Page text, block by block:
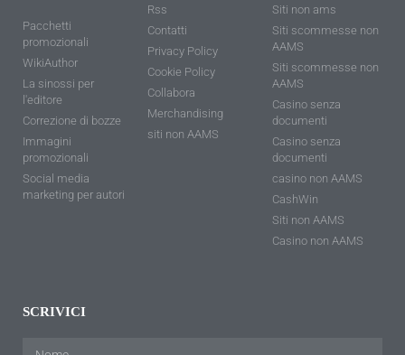
Pacchetti
promozionali
WikiAuthor
La sinossi per
l'editore
Correzione di bozze
Immagini
promozionali
Social media
marketing per autori
Rss
Contatti
Privacy Policy
Cookie Policy
Collabora
Merchandising
siti non AAMS
Siti non ams
Siti scommesse non
AAMS
Siti scommesse non
AAMS
Casino senza
documenti
Casino senza
documenti
casino non AAMS
CashWin
Siti non AAMS
Casino non AAMS
SCRIVICI